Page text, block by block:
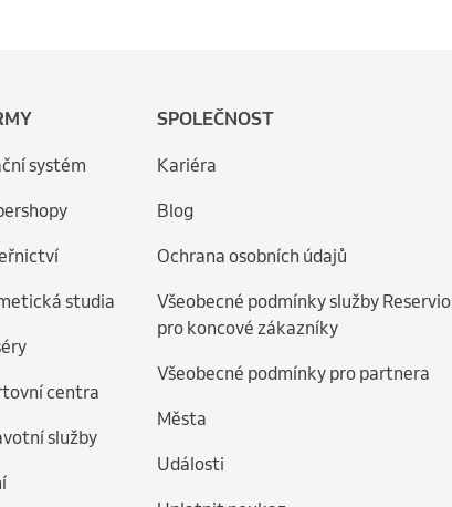
systém
studia
centra
služby
SPOLEČNOST
Kariéra
Blog
Ochrana osobních údajů
Všeobecné podmínky služby Reservio
pro koncové zákazníky
Všeobecné podmínky pro partnera
Města
Události